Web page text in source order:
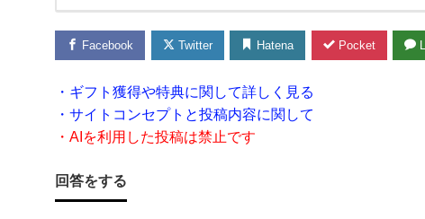
ト
中
で
も
罪
Facebook Twitter Hatena Pocket
・ギフト獲得や特典に関して詳しく見る
・サイトコンセプトと投稿内容に関して
・AIを利用した投稿は禁止です
回答をする